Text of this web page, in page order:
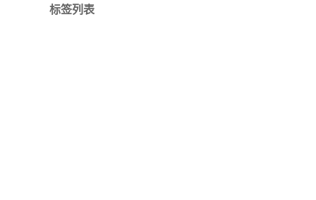
标签列表